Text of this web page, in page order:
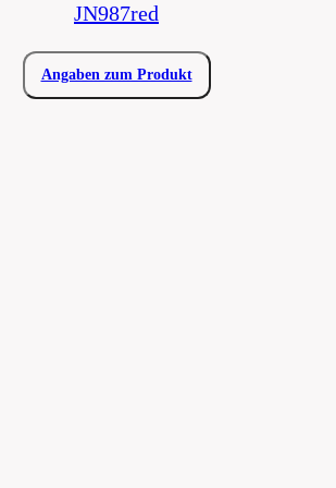
JN987red
Angaben zum Produkt